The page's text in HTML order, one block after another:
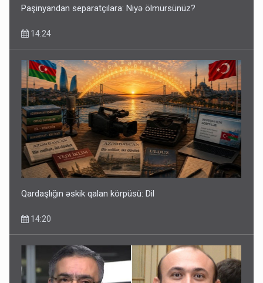
Paşinyandan separatçılara: Niyə ölmürsünüz?
14:24
Qardaşlığın əskik qalan körpüsü: Dil
14:20